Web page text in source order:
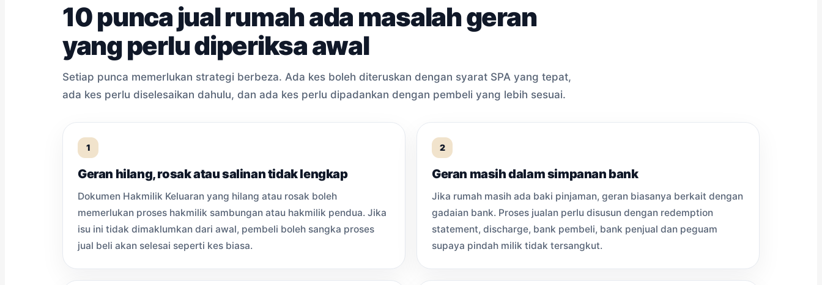
10 punca jual rumah ada masalah geran
yang perlu diperiksa awal
Setiap punca memerlukan strategi berbeza. Ada kes boleh diteruskan dengan syarat SPA yang tepat,
ada kes perlu diselesaikan dahulu, dan ada kes perlu dipadankan dengan pembeli yang lebih sesuai.
1
Geran hilang, rosak atau salinan tidak lengkap
Dokumen Hakmilik Keluaran yang hilang atau rosak boleh
memerlukan proses hakmilik sambungan atau hakmilik pendua. Jika
isu ini tidak dimaklumkan dari awal, pembeli boleh sangka proses
jual beli akan selesai seperti kes biasa.
2
Geran masih dalam simpanan bank
Jika rumah masih ada baki pinjaman, geran biasanya berkait dengan
gadaian bank. Proses jualan perlu disusun dengan redemption
statement, discharge, bank pembeli, bank penjual dan peguam
supaya pindah milik tidak tersangkut.